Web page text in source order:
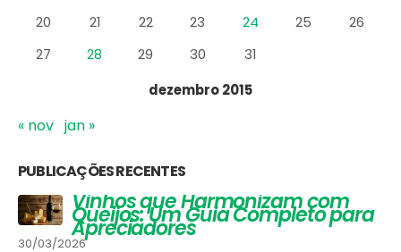
dezembro 2015
20
21 22 23 24 25
26
27
28 29 30 31
« nov jan »
PUBLICAÇÕES RECENTES
Vinhos que Harmonizam com
Queijos: Um Guia Completo para
Apreciadores
30/03/2026